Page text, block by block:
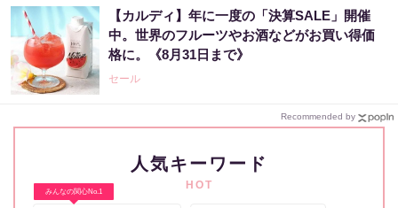
【カルディ】年に一度の「決算SALE」開催
中。世界のフルーツやお酒などがお買い得価
格に。《8月31日まで》
セール
Recommended by
人気キーワード
HOT
みんなの関心No.1